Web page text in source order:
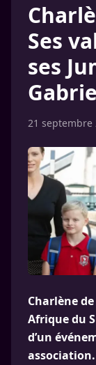
Ses
ses
21 septembre
Charlène
Afrique du
d’un
association.